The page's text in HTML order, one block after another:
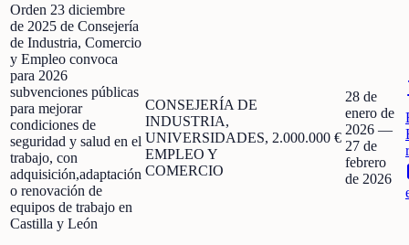
Orden 23 diciembre
de 2025 de Consejería
de Industria, Comercio
y Empleo convoca
para 2026
subvenciones públicas
para mejorar
condiciones de
seguridad y salud en el
trabajo, con
adquisición,adaptación
o renovación de
equipos de trabajo en
Castilla y León
CONSEJERÍA DE
INDUSTRIA,
UNIVERSIDADES,
EMPLEO Y
COMERCIO
2.000.000 €
28 de
enero de
2026 —
27 de
febrero
de 2026